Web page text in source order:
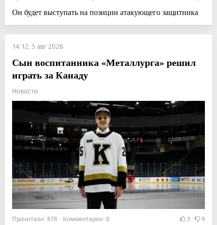
Он будет выступать на позиции атакующего защитника
14:12, 5 авг 2026
Сын воспитанника «Металлурга» решил
играть за Канаду
Новости
Прочитали: 876 Комментарии: 0 3 9